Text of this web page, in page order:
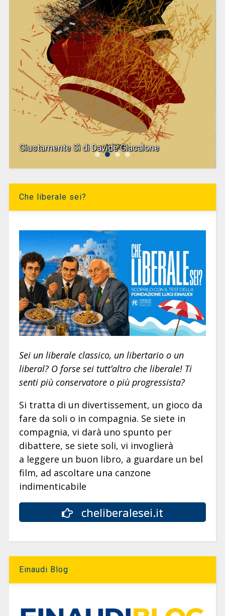
Giustamente Sì di Davide Giacalone
Che liberale sei?
Sei un liberale classico, un libertario o un
liberal? O forse sei tutt’altro che liberale! Ti
senti più conservatore o più progressista?
Si tratta di un divertissement, un gioco da
fare da soli o in compagnia. Se siete in
compagnia, vi darà uno spunto per
dibattere, se siete soli, vi invoglierà
a leggere un buon libro, a guardare un bel
film, ad ascoltare una canzone
indimenticabile
cheliberalesei.it
Einaudi Blog